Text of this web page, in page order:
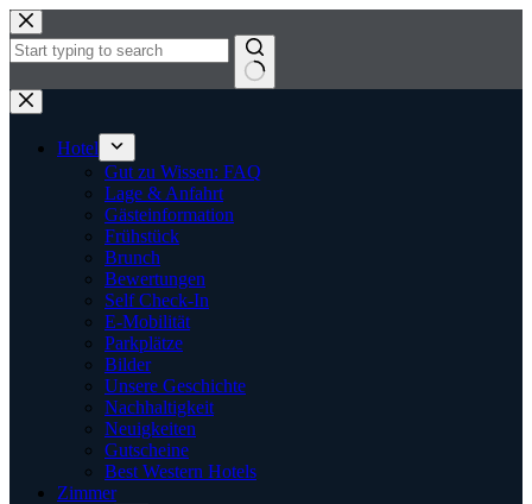
Zum
Inhalt
springen
Keine
Ergebnisse
Hotel
Gut zu Wissen: FAQ
Lage & Anfahrt
Gästeinformation
Frühstück
Brunch
Bewertungen
Self Check-In
E-Mobilität
Parkplätze
Bilder
Unsere Geschichte
Nachhaltigkeit
Neuigkeiten
Gutscheine
Best Western Hotels
Zimmer